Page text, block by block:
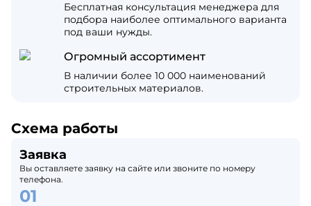
Бесплатная консультация менеджера для
подбора наиболее оптимального варианта
под ваши нужды.
Огромный ассортимент
В наличии более 10 000 наименований
строительных материалов.
Схема работы
Заявка
Вы оставляете заявку на сайте или звоните по номеру
телефона.